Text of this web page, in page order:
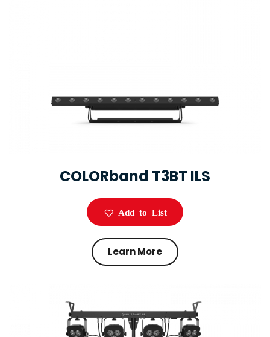
COLORband T3BT ILS
Add to List
Learn More